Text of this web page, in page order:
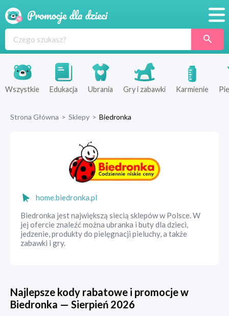
Produkty
Sklepy
Wszystkie Edukacja Ubrania Gry i zabawki Karmienie
Strona Główna > Sklepy > Biedronka
home.biedronka.pl
Biedronka jest największą siecią sklepów w Polsce. W
jej ofercie znaleźć można ubranka i buty dla dzieci,
jedzenie, produkty do pielęgnacji pieluchy, a także
zabawki i gry.
Najlepsze kody rabatowe i promocje w
Biedronka — Sierpień 2026